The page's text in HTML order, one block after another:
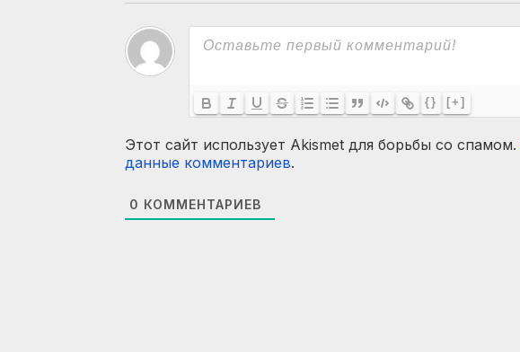
{} [+]
Этот сайт использует Akismet для борьбы со спамом.
данные комментариев.
0 КОММЕНТАРИЕВ